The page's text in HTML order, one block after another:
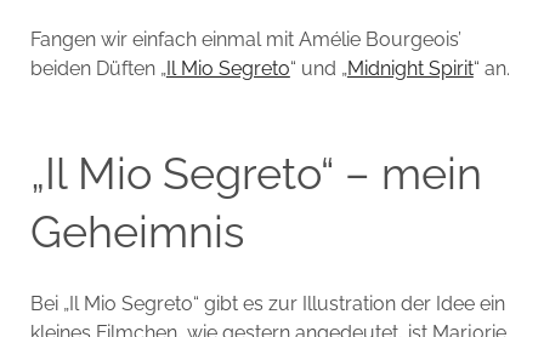
Fangen wir einfach einmal mit Amélie Bourgeois’
beiden Düften „Il Mio Segreto“ und „Midnight Spirit“ an.
„Il Mio Segreto“ – mein
Geheimnis
Bei „Il Mio Segreto“ gibt es zur Illustration der Idee ein